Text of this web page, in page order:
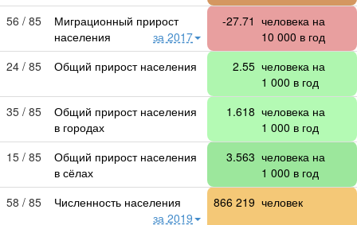
56 / 85
Миграционный прирост
населения
за 2017
-27.71 человека на
10 000 в год
24 / 85
Общий прирост населения 2.55 человека на
1 000 в год
35 / 85
Общий прирост населения
в городах
1.618 человека на
1 000 в год
15 / 85
Общий прирост населения
в сёлах
3.563 человека на
1 000 в год
58 / 85
Численность населения
за 2019
866 219 человек